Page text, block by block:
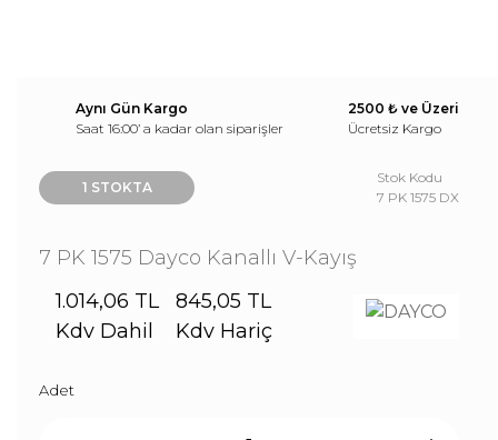
Aynı Gün Kargo
Saat 16:00’ a kadar olan siparişler
2500 ₺ ve Üzeri
Ücretsiz Kargo
1 STOKTA
Stok Kodu
7 PK 1575 DX
7 PK 1575 Dayco Kanallı V-Kayış
1.014,06 TL
Kdv Dahil
845,05 TL
Kdv Hariç
Adet